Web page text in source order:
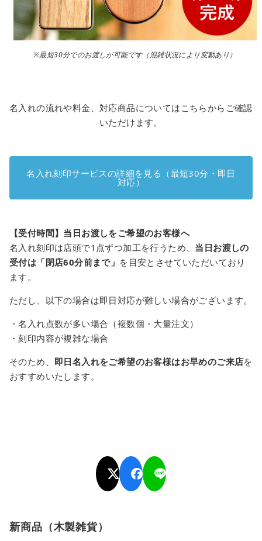
※最短30分でのお渡しが可能です（混雑状況により変動あり）
名入れの流れや料金、対応商品についてはこちらからご確認
いただけます。
名入れ刻印サービスの詳細を見る（最短30分・即日
対応）
【受付時間】当日お渡しをご希望のお客様へ
名入れ刻印は店頭で1点ずつ加工を行うため、 当日お渡しの
受付は「閉店60分前まで」 を目安とさせていただいており
ます。
ただし、以下の場合は即日対応が難しい場合がございます。
・名入れ点数が多い場合（複数個・大量注文）
・刻印内容が複雑な場合
そのため、 即日名入れをご希望のお客様はお早めのご来店を
おすすめいたします。
新商品（木製雑貨）